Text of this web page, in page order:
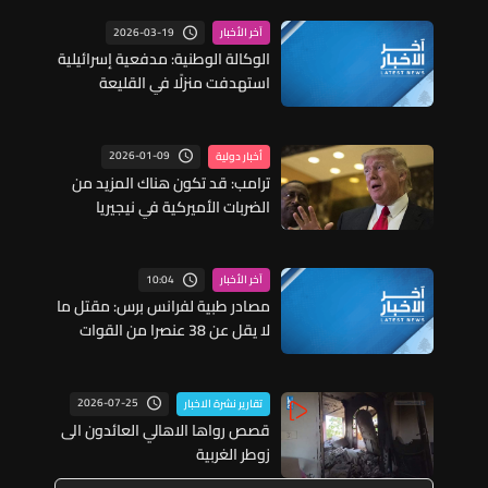
آخر الأخبار 2026-03-19
الوكالة الوطنية: مدفعية إسرائيلية
استهدفت منزلًا في القليعة
أخبار دولية 2026-01-09
ترامب: قد تكون هناك المزيد من
الضربات الأميركية في نيجيريا
آخر الأخبار 10:04
مصادر طبية لفرانس برس: مقتل ما
لا يقل عن 38 عنصرا من القوات
تقارير نشرة الاخبار 2026-07-25
قصص رواها الاهالي العائدون الى
زوطر الغربية